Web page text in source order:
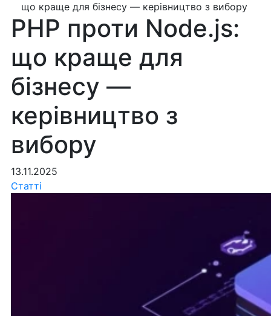
що краще для бізнесу — керівництво з вибору
PHP проти Node.js:
що краще для
бізнесу —
керівництво з
вибору
13.11.2025
Статті